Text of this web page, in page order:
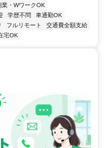
業・WワークOK
学歴不問
車通勤OK
フルリモート
交通費全額支給
宅OK